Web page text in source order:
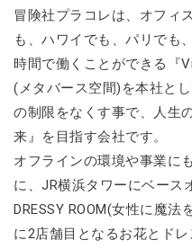
冒険社プラコレは、オフィ
も、ハワイでも、パリでも
時間で働くことができる『
(メタバース空間)を本社と
の制限をなくす事で、人生
来』を目指す会社です。
オフラインの環境や事業に
に、JR横浜タワーにベース
DRESSY ROOM(女性に魔
に2店舗目となるお花とドレ